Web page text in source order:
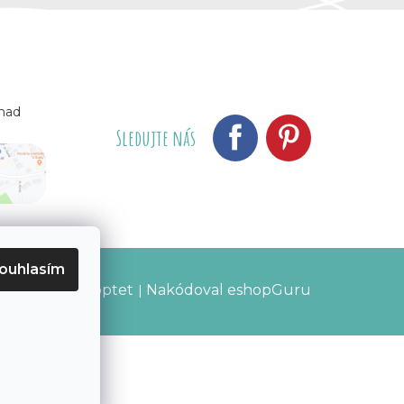
Sledujte nás
Vytvořil Shoptet Nakódoval eshopGuru